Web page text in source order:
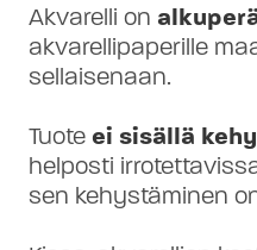
Akvarelli on
akvarellipaperille
sellaisenaan.
Tuote ei sisällä
helposti
sen kehystäminen